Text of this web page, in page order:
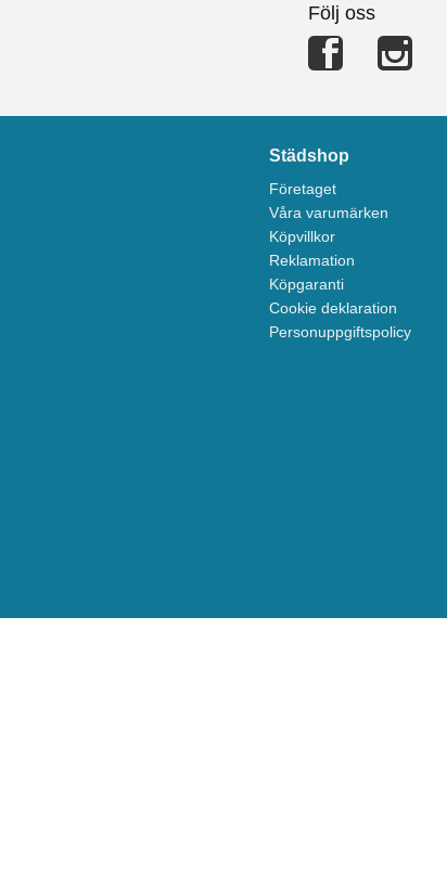
Följ oss
Städshop
Företaget
Våra varumärken
Köpvillkor
Reklamation
Köpgaranti
Cookie deklaration
Personuppgiftspolicy